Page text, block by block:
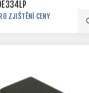
ZJIŠTĚNÍ CENY